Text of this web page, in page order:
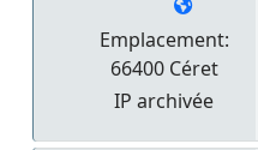
Emplacement:
66400 Céret
IP archivée